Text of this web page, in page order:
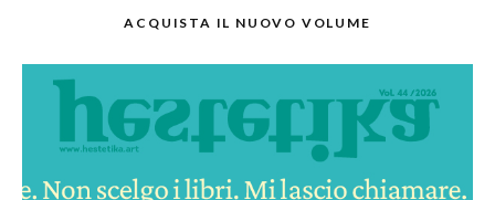
ACQUISTA IL NUOVO VOLUME